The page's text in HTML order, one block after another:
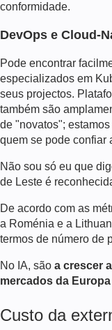
conformidade.
DevOps e Cloud-
Pode encontrar
especializados em
seus projectos.
também são
de "novatos";
quem se pode confiar
Não sou só eu que
de Leste é
De acordo com as
a Roménia e a
termos de número de
No IA, são a crescer
mercados da
Custo da